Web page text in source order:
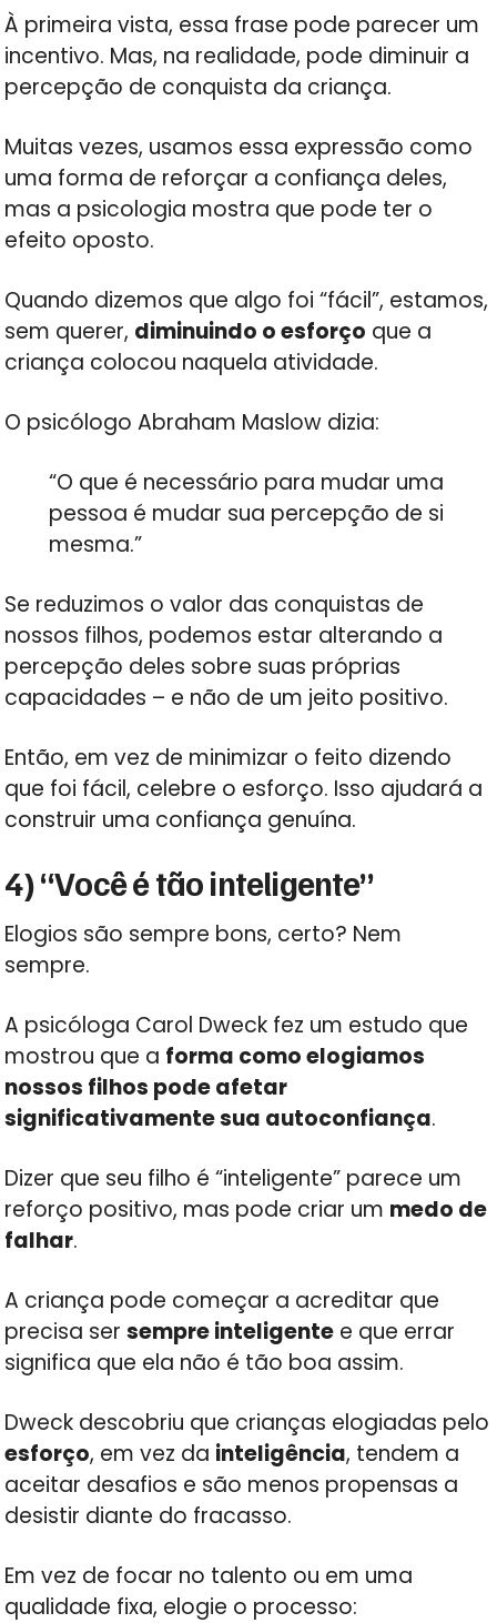
À primeira vista, essa frase pode parecer um
incentivo. Mas, na realidade, pode diminuir a
percepção de conquista da criança.
Muitas vezes, usamos essa expressão como
uma forma de reforçar a confiança deles,
mas a psicologia mostra que pode ter o
efeito oposto.
Quando dizemos que algo foi “fácil”, estamos,
sem querer, diminuindo o esforço que a
criança colocou naquela atividade.
O psicólogo Abraham Maslow dizia:
“O que é necessário para mudar uma
pessoa é mudar sua percepção de si
mesma.”
Se reduzimos o valor das conquistas de
nossos filhos, podemos estar alterando a
percepção deles sobre suas próprias
capacidades – e não de um jeito positivo.
Então, em vez de minimizar o feito dizendo
que foi fácil, celebre o esforço. Isso ajudará a
construir uma confiança genuína.
4) “Você é tão inteligente”
Elogios são sempre bons, certo? Nem
sempre.
A psicóloga Carol Dweck fez um estudo que
mostrou que a forma como elogiamos
nossos filhos pode afetar
significativamente sua autoconfiança.
Dizer que seu filho é “inteligente” parece um
reforço positivo, mas pode criar um medo de
falhar.
A criança pode começar a acreditar que
precisa sersempre inteligente e que errar
significa que ela não é tão boa assim.
Dweck descobriu que crianças elogiadas pelo
esforço, em vez da inteligência, tendem a
aceitar desafios e são menos propensas a
desistir diante do fracasso.
Em vez de focar no talento ou em uma
qualidade fixa, elogie o processo: